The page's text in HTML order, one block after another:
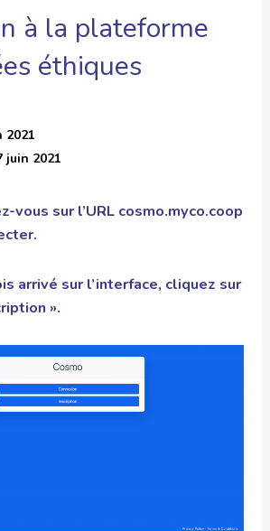
à la plateforme
éthiques
2021
juin 2021
vous sur l’URL cosmo.myco.coop
arrivé sur l’interface, cliquez sur
».